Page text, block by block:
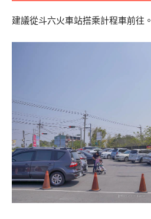
建議從斗六火車站搭乘計程車前往。